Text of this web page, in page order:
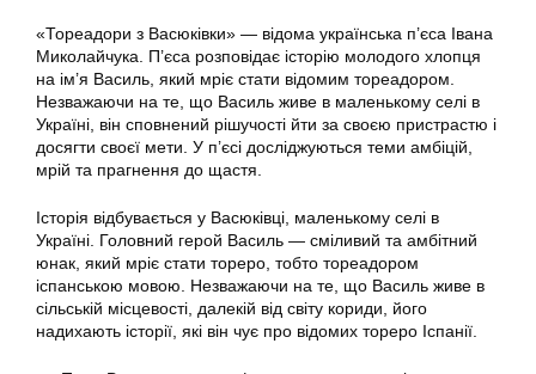
«Тореадори з Васюківки» — відома українська п’єса Івана
Миколайчука. П’єса розповідає історію молодого хлопця
на ім’я Василь, який мріє стати відомим тореадором.
Незважаючи на те, що Василь живе в маленькому селі в
Україні, він сповнений рішучості йти за своєю пристрастю і
досягти своєї мети. У п’єсі досліджуються теми амбіцій,
мрій та прагнення до щастя.
Історія відбувається у Васюківці, маленькому селі в
Україні. Головний герой Василь — сміливий та амбітний
юнак, який мріє стати тореро, тобто тореадором
іспанською мовою. Незважаючи на те, що Василь живе в
сільській місцевості, далекій від світу кориди, його
надихають історії, які він чує про відомих тореро Іспанії.